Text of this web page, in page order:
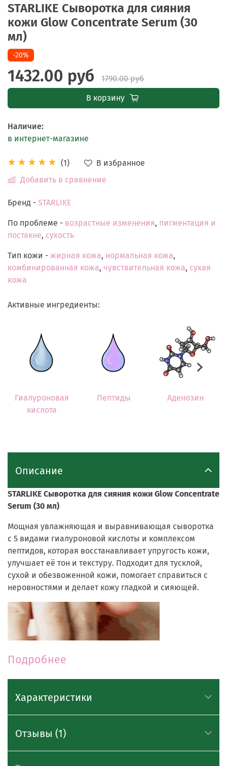
STARLIKE Сыворотка для сияния
кожи Glow Concentrate Serum (30
мл)
(1)
В избранное
Добавить в сравнение
-20%
1432.00 руб
1790.00 руб
В корзину
Наличие:
в интернет-магазине
Бренд - STARLIKE
По проблеме - возрастные изменения, пигментация и
постакне, сухость
Тип кожи - жирная кожа, нормальная кожа,
комбинированная кожа, чувствительная кожа, сухая
кожа
Активные ингредиенты:
Гиалуроновая
кислота
Пептиды Аденозин
Описание
STARLIKE Сыворотка для сияния кожи Glow Concentrate
Serum (30 мл)
Мощная увлажняющая и выравнивающая сыворотка
с 5 видами гиалуроновой кислоты и комплексом
пептидов, которая восстанавливает упругость кожи,
улучшает её тон и текстуру. Подходит для тусклой,
сухой и обезвоженной кожи, помогает справиться с
неровностями и делает кожу гладкой и сияющей.
Жирная, нормальная, комбинированная,
Подробнее
Характеристики
Отзывы (1)